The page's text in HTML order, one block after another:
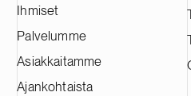
Ihmiset
Palvelumme
Asiakkaitamme
Ajankohtaista